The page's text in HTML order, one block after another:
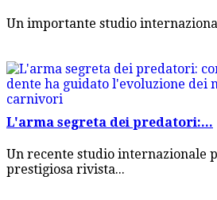
Un importante studio
L'arma segreta dei predatori:...
Un recente studio internazionale
prestigiosa rivista...